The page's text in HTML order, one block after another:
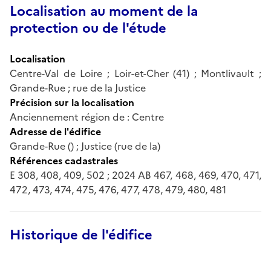
Localisation au moment de la
protection ou de l'étude
Localisation
Centre-Val de Loire ; Loir-et-Cher (41) ; Montlivault ;
Grande-Rue ; rue de la Justice
Précision sur la localisation
Anciennement région de : Centre
Adresse de l'édifice
Grande-Rue () ; Justice (rue de la)
Références cadastrales
E 308, 408, 409, 502 ; 2024 AB 467, 468, 469, 470, 471,
472, 473, 474, 475, 476, 477, 478, 479, 480, 481
Historique de l'édifice